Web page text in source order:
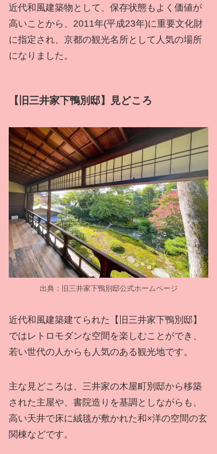
近代和風建築物として、保存状態もよく価値が
高いことから、2011年(平成23年)に重要文化財
に指定され、京都の観光名所として人気の場所
になりました。
【旧三井家下鴨別邸】見どころ
出典：旧三井家下鴨別邸公式ホームページ
近代和風建築建てられた【旧三井家下鴨別邸】
ではレトロモダンな空間を楽しむことができ、
若い世代の人からも人気のある観光地です。
主な見どころは、三井家の木屋町別邸から移築
された主屋や、書院造りを基調としながらも、
高い天井で床に絨毯が敷かれた和×洋の空間の玄
関棟などです。